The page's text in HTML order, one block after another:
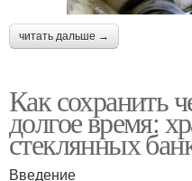
читать дальше →
Как сохранить
долгое время:
стеклянных
Введение